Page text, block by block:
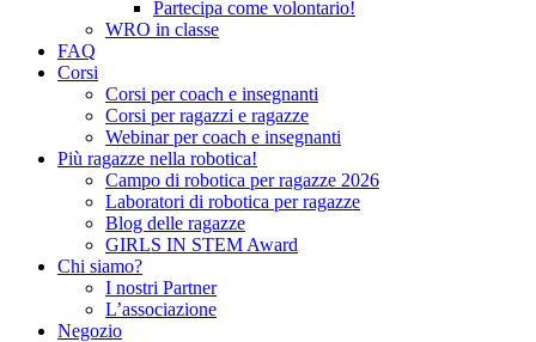
Partecipa come volontario!
WRO in classe
FAQ
Corsi
Corsi per coach e insegnanti
Corsi per ragazzi e ragazze
Webinar per coach e insegnanti
Più ragazze nella robotica!
Campo di robotica per ragazze 2026
Laboratori di robotica per ragazze
Blog delle ragazze
GIRLS IN STEM Award
Chi siamo?
I nostri Partner
L’associazione
Negozio